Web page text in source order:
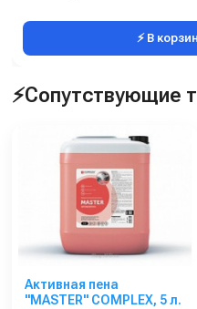
⚡ В
⚡Сопутствующие
Активная пена
"MASTER" COMPLEX, 5 л.